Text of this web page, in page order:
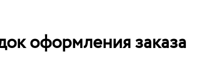
оформления заказа